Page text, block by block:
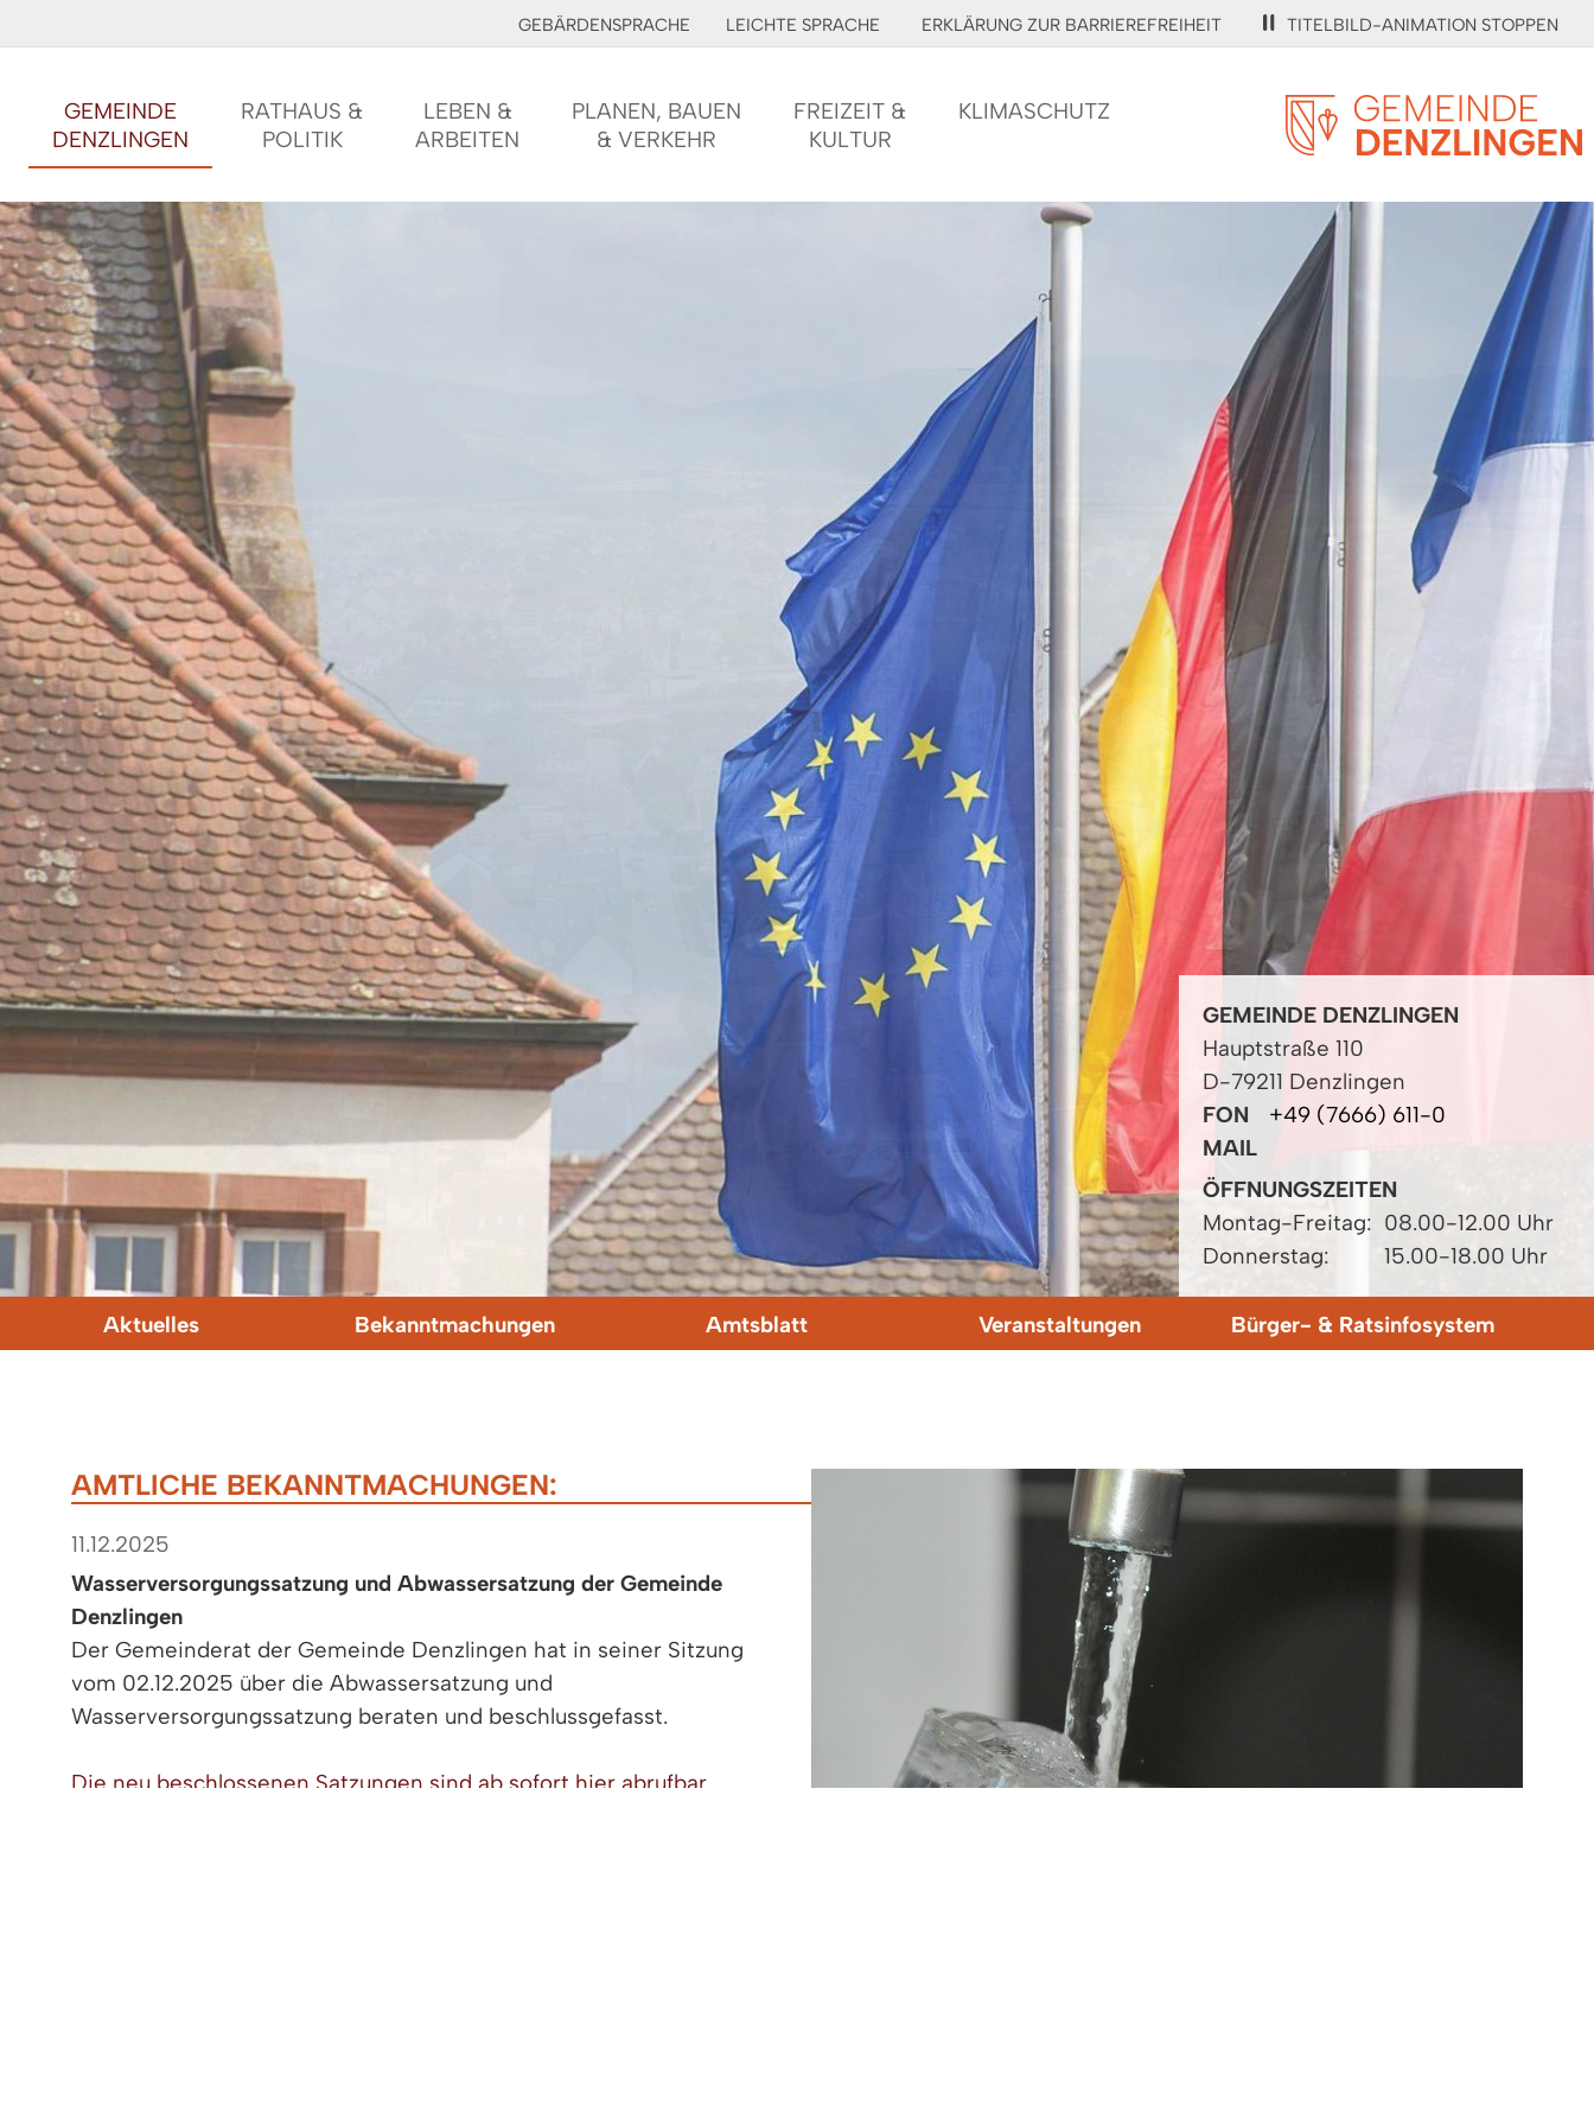
GEBÄRDENSPRACHE LEICHTE SPRACHE ERKLÄRUNG ZUR BARRIEREFREIHEIT TITELBILD-ANIMATION STOPPEN
GEMEINDE
DENZLINGEN
RATHAUS &
POLITIK
LEBEN &
ARBEITEN
PLANEN, BAUEN
& VERKEHR
FREIZEIT &
KULTUR
KLIMASCHUTZ
GEMEINDE DENZLINGEN
Hauptstraße 110
D-79211 Denzlingen
FON
+49 (7666) 611-0
MAIL
ÖFFNUNGSZEITEN
Montag-Freitag: 08.00-12.00 Uhr
Donnerstag:
15.00-18.00 Uhr
Aktuelles Bekanntmachungen Amtsblatt Veranstaltungen Bürger- & Ratsinfosystem
AMTLICHE BEKANNTMACHUNGEN:
11.12.2025
Wasserversorgungssatzung und Abwassersatzung der Gemeinde
Denzlingen
Der Gemeinderat der Gemeinde Denzlingen hat in seiner Sitzung
vom 02.12.2025 über die Abwassersatzung und
Wasserversorgungssatzung beraten und beschlussgefasst.
Die neu beschlossenen Satzungen sind ab sofort hier abrufbar.